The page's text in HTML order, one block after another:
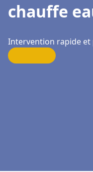
chauffe
Intervention rapide et